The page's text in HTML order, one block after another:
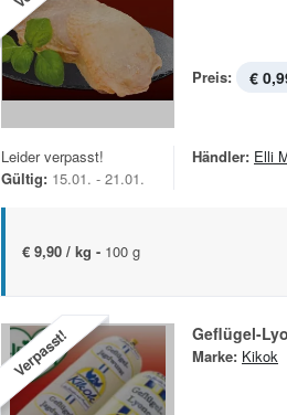
Preis: €
Leider verpasst!
Gültig: 15.01. - 21.01.
Händler: Elli
€ 9,90 / kg - 100 g
Verpasst! Geflügel-
Marke: Kikok